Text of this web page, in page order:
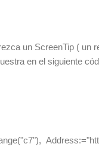
un ScreenTip ( un
en el siguiente